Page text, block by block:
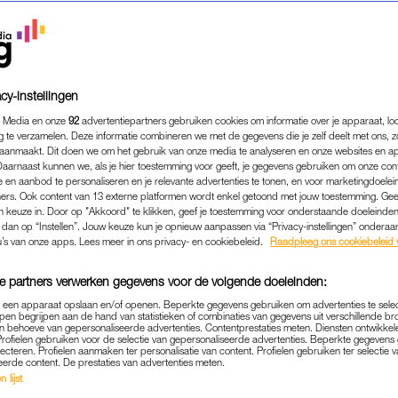
OVER OUDER
VROUW VINDEN WE
EEN GELEEFDE
CULTUUR & MEDIA|INTERVIEW
26-09-2025 | MARISSA KLAVER
old age
thriller van Saskia Noort is
instellingen
en onze 92 advertentiepartners gebruiken cookies om informatie over je apparaat,
te verzamelen. Deze informatie combineren we met de gegevens die je zelf deelt met ons,
Dit doen we om het gebruik van onze media te analyseren en onze websites en
kunnen we, als je hier toestemming voor geeft, je gegevens gebruiken om onze
en aanbod te personaliseren en je relevante advertenties te tonen, en voor
Ook content van 13 externe platformen wordt enkel getoond met jouw toestemming.
keuze in. Door op "Akkoord" te klikken, geef je toestemming voor onderstaande
op “Instellen”. Jouw keuze kun je opnieuw aanpassen via “Privacy-instellingen”
van onze apps. Lees meer in ons privacy- en cookiebeleid.
Raadpleeg ons cookiebeleid
partners verwerken gegevens voor de volgende doeleinden:
apparaat opslaan en/of openen. Beperkte gegevens gebruiken om advertenties te
begrijpen aan de hand van statistieken of combinaties van gegevens uit verschillende
behoeve van gepersonaliseerde advertenties. Contentprestaties meten. Diensten
gebruiken voor de selectie van gepersonaliseerde advertenties. Beperkte
Profielen aanmaken ter personalisatie van content. Profielen gebruiken ter selectie
content. De prestaties van advertenties meten.
lijst